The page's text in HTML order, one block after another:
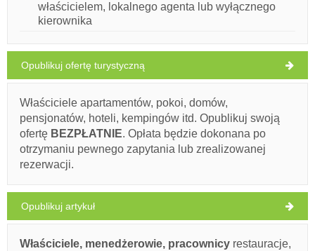
Chorwacja , Wyspa Ciovo
,
33°C
piątek, 33°C Bezchmurnie
Mapa turystyczna
Ivan Nane (Facebook page)
Address:Ulica Kralja Tomislava 5 telefon +385(0) 98 497 010
adres e-mail:
właścicielem, lokalnego agenta lub wyłącznego
kierownika
Opublikuj ofertę turystyczną
Właściciele apartamentów, pokoi, domów,
pensjonatów, hoteli, kempingów itd. Opublikuj swoją
ofertę BEZPŁATNIE. Opłata będzie dokonana po
otrzymaniu pewnego zapytania lub zrealizowanej
rezerwacji.
Opublikuj artykuł
Właściciele, menedżerowie, pracownicy restauracje,